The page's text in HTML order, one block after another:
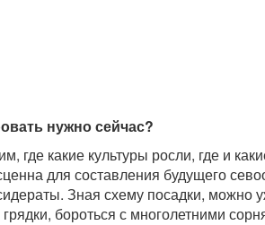
нужно сейчас?
где какие культуры росли, где и
для составления будущего
Зная схему посадки, можно
грядки, бороться с многолетними